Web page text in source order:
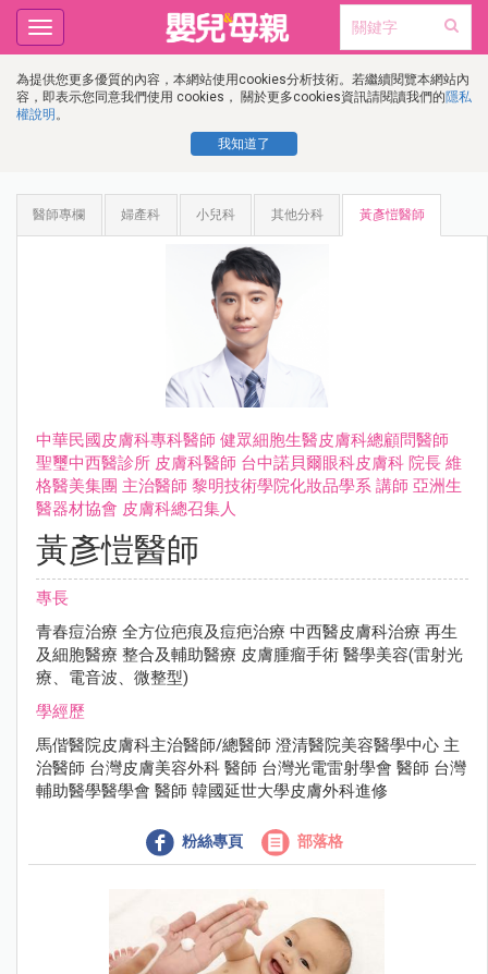
為提供您更多優質的內容，本網站使用cookies分析技術。若繼續閱覽本網站內
容，即表示您同意我們使用 cookies， 關於更多cookies資訊請閱讀我們的隱私
權說明 。
我知道了
Toggle
navigation
醫師專欄 婦產科 小兒科 其他分科 黃彥愷醫師
中華⺠國⽪膚科專科醫師 健眾細胞⽣醫⽪膚科總顧問醫師
聖璽中⻄醫診所 ⽪膚科醫師 台中諾⾙爾眼科⽪膚科 院長 維
格醫美集團 主治醫師 黎明技術學院化妝品學系 講師 亞洲⽣
醫器材協會 ⽪膚科總召集⼈
黃彥愷醫師
專長
青春痘治療 全⽅位疤痕及痘疤治療 中⻄醫⽪膚科治療 再⽣
及細胞醫療 整合及輔助醫療 ⽪膚腫瘤⼿術 醫學美容(雷射光
療、電⾳波、微整型)
學經歷
⾺偕醫院⽪膚科主治醫師/總醫師 澄清醫院美容醫學中⼼ 主
治醫師 台灣⽪膚美容外科 醫師 台灣光電雷射學會 醫師 台灣
輔助醫學醫學會 醫師 韓國延世⼤學⽪膚外科進修
粉絲專頁 部落格